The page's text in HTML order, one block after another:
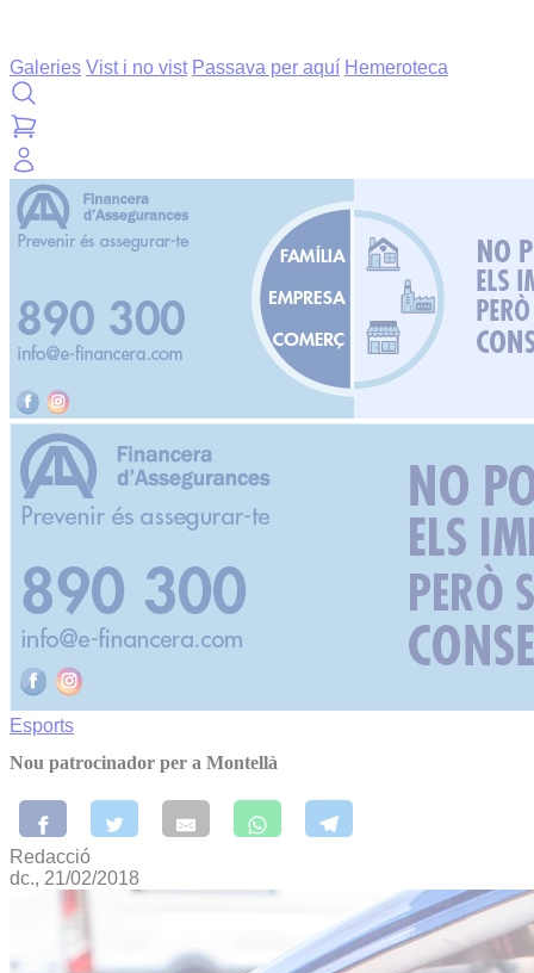
Galeries Vist i no vist Passava per aquí Hemeroteca
Esports
Nou patrocinador per a Montellà
Redacció
dc., 21/02/2018